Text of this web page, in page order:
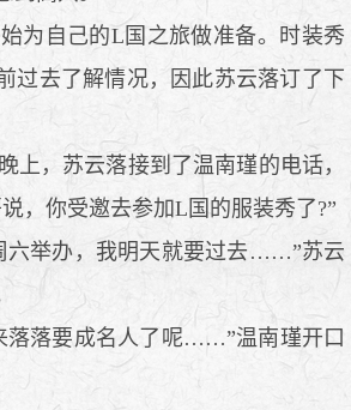
为自己的L国之旅做准备。时装秀
过去了解情况，因此苏云落订了下
，苏云落接到了温南瑾的电话，
，你受邀去参加L国的服装秀了?”
举办，我明天就要过去……”苏云
落要成名人了呢……”温南瑾开口